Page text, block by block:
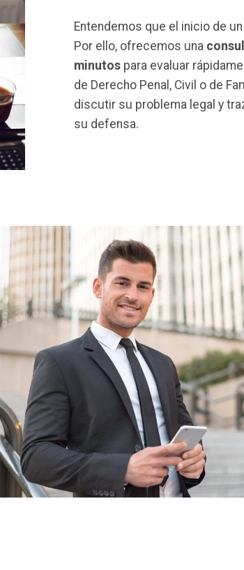
Entendemos que el inicio de
Por ello, ofrecemos una
minutos para evaluar
de Derecho Penal, Civil o de
discutir su problema legal y
su defensa.